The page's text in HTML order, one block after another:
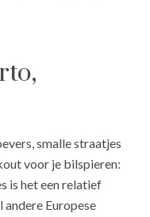
smalle straatjes
voor je bilspieren:
is het een relatief
Europese